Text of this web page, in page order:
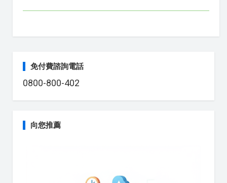
免付費諮詢電話
0800-800-402
向您推薦